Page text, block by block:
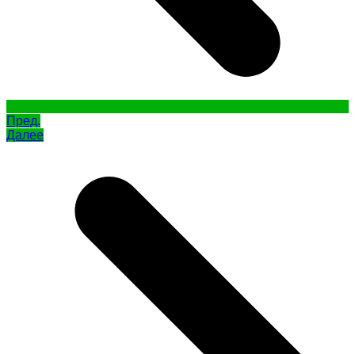
Пред.
Далее